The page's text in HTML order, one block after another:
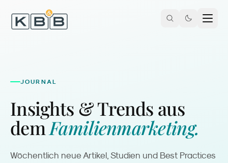
JOURNAL
Insights & Trends aus
demFamilienmarketing.
Wöchentlich neue Artikel, Studien und Best Practices